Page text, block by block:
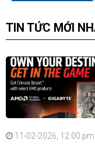
TIN TỨC MỚI
11-02-2026, 12:00 pm